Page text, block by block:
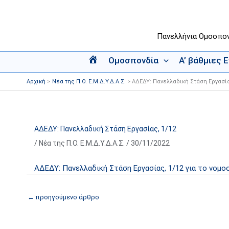
Πανελλήνια
Α
ρ
χ
ή
Ομοσπονδία Α’ βάθμιες
Αρχική Νέα της Π.Ο. Ε.Μ.Δ.Υ.Δ.Α.Σ. ΑΔΕΔΥ: Πανελλαδική Στάση
ΑΔΕΔΥ: Πανελλαδική Στάση Εργασίας, 1/12
/ Νέα της Π.Ο. Ε.Μ.Δ.Υ.Δ.Α.Σ. / 30/11/2022
ΑΔΕΔΥ: Πανελλαδική Στάση Εργασίας, 1/12 για το
← προηγούμενο άρθρο